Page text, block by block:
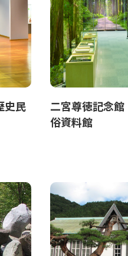
史民
二宮尊徳記念
俗資料館